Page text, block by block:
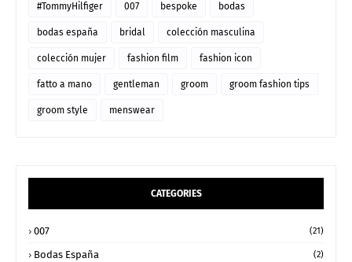
#TommyHilfiger 007 bespoke bodas
bodas españa bridal colección masculina
colección mujer fashion film fashion icon
fatto a mano gentleman groom groom fashion tips
groom style menswear
CATEGORIES
007 (21)
Bodas España (2)